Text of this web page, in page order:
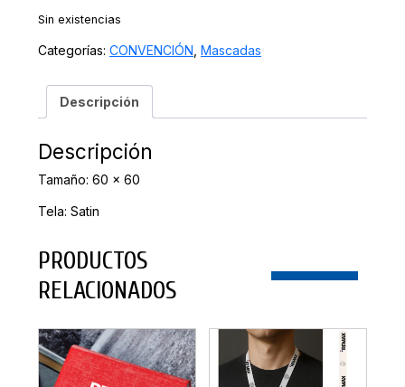
Sin existencias
Categorías: CONVENCIÓN Mascadas
Descripción
Descripción
Tamaño: 60 x 60
Tela: Satin
PRODUCTOS
RELACIONADOS